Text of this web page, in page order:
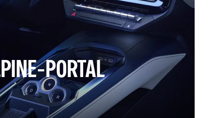
PORTAL